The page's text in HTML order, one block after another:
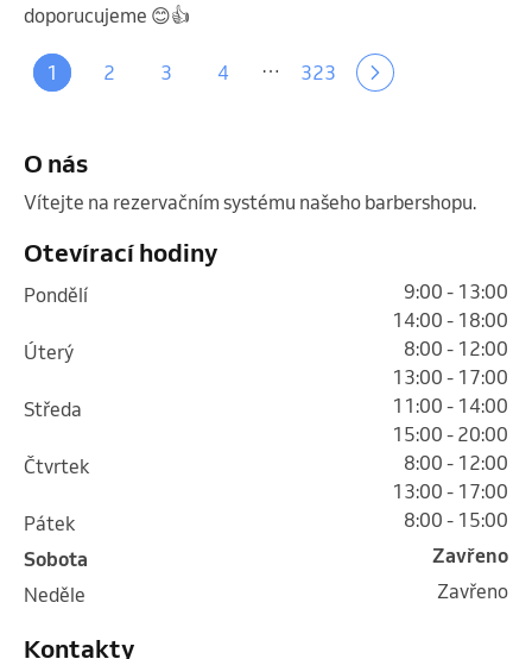
doporucujeme 😊👍
1 2 3 4 … 323
O nás
Vítejte na rezervačním systému našeho barbershopu.
Otevírací hodiny
pondělí
9:00 - 13:00
14:00 - 18:00
úterý
8:00 - 12:00
13:00 - 17:00
středa
11:00 - 14:00
15:00 - 20:00
čtvrtek
8:00 - 12:00
13:00 - 17:00
pátek
8:00 - 15:00
sobota
Zavřeno
neděle
Zavřeno
Kontakty